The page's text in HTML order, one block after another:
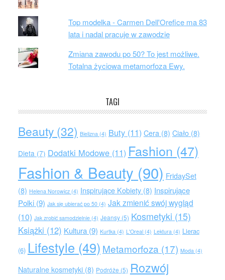
Top modelka - Carmen Dell'Orefice ma 83
lata i nadal pracuje w zawodzie
Zmiana zawodu po 50? To jest możliwe.
Totalna życiowa metamorfoza Ewy.
TAGI
Beauty(32) Bielizna (4) Buty(11) Cera (8) Ciało(8)
Dieta (7) Dodatki Modowe(11) Fashion (47)
Fashion & Beauty (90) FridaySet
(8) Helena Norowicz(4) Inspirujące Kobiety(8) Inspirujące
Polki(9) Jak się ubierać po 50(4) Jak zmienić swój wygląd
(10) Jak zrobić samodzielnie(4) Jeansy(5) Kosmetyki (15)
Książki (12) Kultura(9) Kurtka (4) L'Oreal(4) Lektura (4) Lierac
(6) Lifestyle (49) Metamorfoza (17) Moda (4)
Naturalne kosmetyki(8) Podróże (5) Rozwój